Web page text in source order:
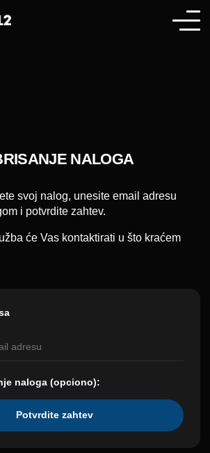
NALOGA
svoj nalog, unesite email adresu
i potvrdite zahtev.
će Vas kontaktirati u što kraćem
naloga (opciono):